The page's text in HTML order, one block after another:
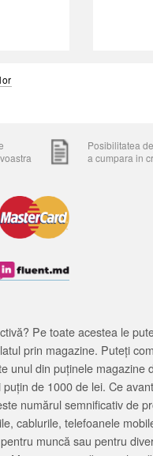
Posibilitatea de
a cumpara in
Pe toate acestea le
prin magazine. Puteți
unul din puținele magazine
de 1000 de lei. Ce
numărul semnificativ de
cablurile, telefoanele
muncă sau pentru